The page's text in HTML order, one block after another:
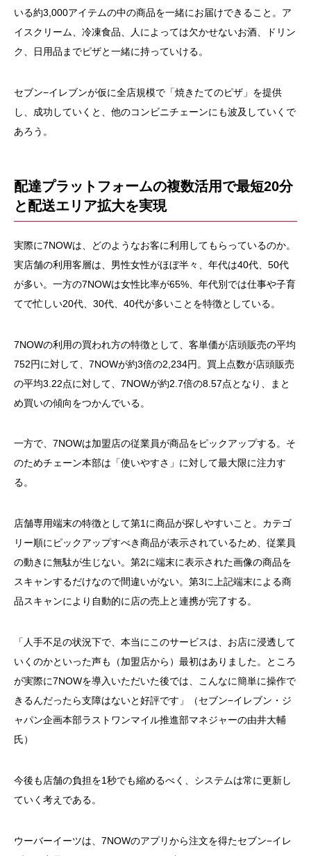
いる約3,000アイテムの中の商品を一緒にお届けできること。ア
イスクリーム、冷凍食品、人によっては欠かせないお酒、ドリン
ク、日用品までピザと一緒に持っていける。
セブン−イレブンが仮に全店規模で「焼きたてのピザ」を提供
し、成功していくと、他のコンビニチェーンにも波及していくで
あろう。
配達プラットフォームの複数活用で最短20分
と配送エリア拡大を実現
実際に7NOWは、どのようなお客に利用してもらっているのか。
実店舗の利用客層は、男性女性がほぼ半々、年代は40代、50代
が多い。一方の7NOWは女性比率が65%、年代別では仕事や子育
てで忙しい20代、30代、40代が多いことを特徴としている。
7NOWの利用の買われ方の特徴として、客単価が店頭販売の平均
752円に対して、7NOWが約3倍の2,234円。買上点数が店頭販売
の平均3.22点に対して、7NOWが約2.7倍の8.57点となり、まと
め買いの傾向をつかんでいる。
一方で、7NOWは加盟店の従業員が商品をピックアップする。そ
のためチェーン本部は「使いやすさ」に対して最大限に注力す
る。
店舗専用端末の特徴として第1に商品が探しやすいこと。カテゴ
リー順にピックアップすべき商品が表示されているため、従業員
の動きに無駄が生じない。第2に端末に表示された画像の商品を
スキャンするだけなので間違いがない。第3に上記端末による商
品スキャンにより自動的に店の売上と連携が完了する。
「人手不足の状況下で、本当にこのサービスは、お店に浸透して
いくのかといった声も（加盟店から）最初はありました。ところ
が実際に7NOWを導入いただいた後では、こんなに簡単に操作で
きるんだったら支障はないと好評です」（セブン−イレブン・ジ
ャパン企画本部ラストワンマイル推進部マネジャーの由井大輔
氏）
今後も店舗の負担を1秒でも縮めるべく、システムは常に更新し
ていく考えである。
ウーバーイーツは、7NOWのアプリから注文を得たセブン−イレ